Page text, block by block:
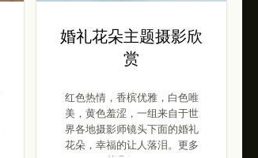
婚礼花朵主题摄影欣
赏
红色热情，香槟优雅，白色唯
美，黄色羞涩，一组来自于世
界各地摄影师镜头下面的婚礼
花朵，幸福的让人落泪。更多